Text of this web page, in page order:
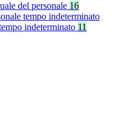
del personale 16
tempo indeterminato
indeterminato 11